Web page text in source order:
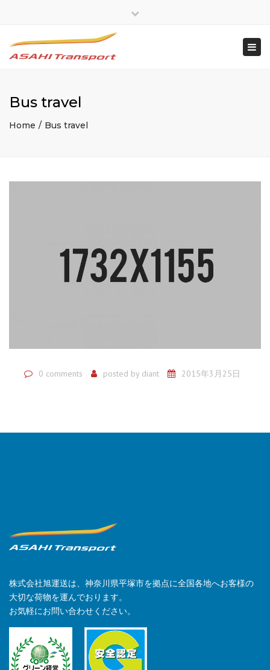
Bus travel
Home Bus travel
0 comments posted by diant 2015年3月25日
株式会社旭運送は、神奈川県平塚市を拠点に全国各地へお客様の
大切な荷物を運んでおります。
お気軽にお問い合わせください。